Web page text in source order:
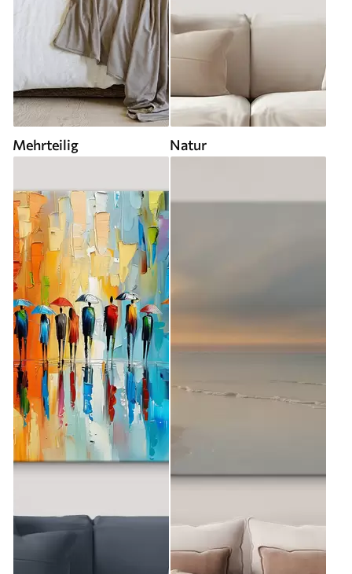
Mehrteilig Natur